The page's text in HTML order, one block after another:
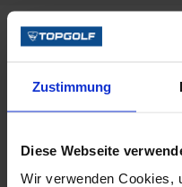
Zustimmung
Diese Webseite
Wir verwenden Cookies,